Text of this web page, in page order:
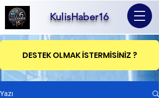
KulisHaber16
DESTEK OLMAK İSTERMİSİNİZ ?
Yazı